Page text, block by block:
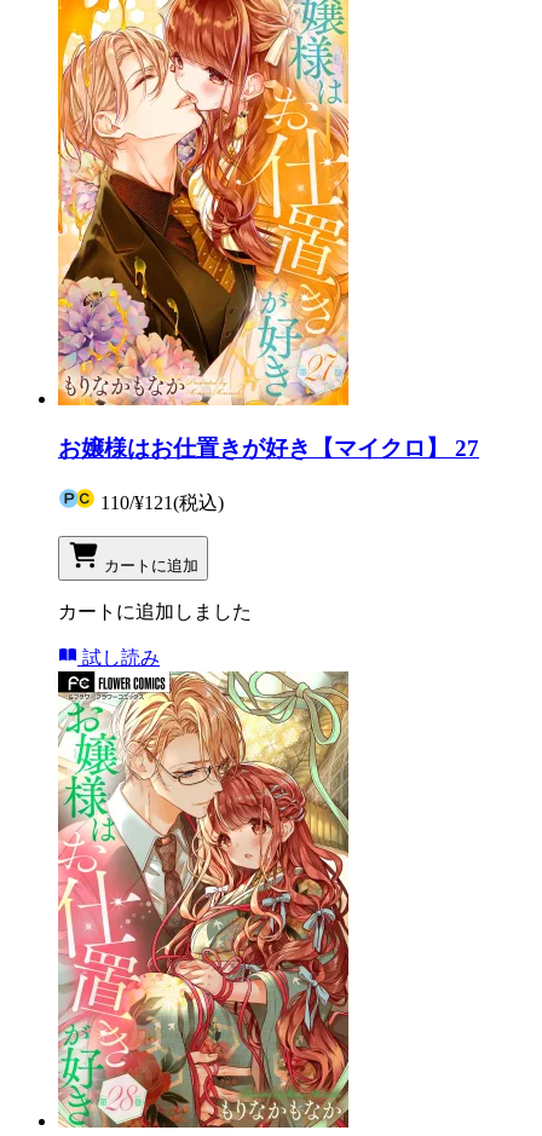
お嬢様はお仕置きが好き【マイクロ】 27
110/¥121(税込)
カートに追加
カートに追加しました
試し読み